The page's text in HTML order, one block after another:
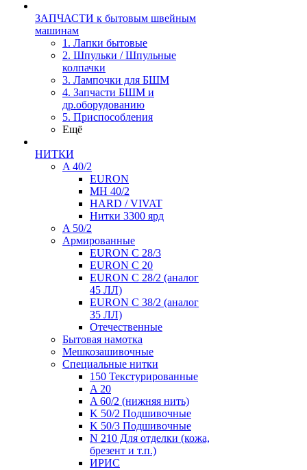
ЗАПЧАСТИ к бытовым швейным
машинам
1. Лапки бытовые
2. Шпульки / Шпульные
колпачки
3. Лампочки для БШМ
4. Запчасти БШМ и
др.оборудованию
5. Приспособления
Ещё
НИТКИ
A 40/2
EURON
MH 40/2
HARD / VIVAT
Нитки 3300 ярд
A 50/2
Армированные
EURON C 28/3
EURON C 20
EURON C 28/2 (аналог
45 ЛЛ)
EURON C 38/2 (аналог
35 ЛЛ)
Отечественные
Бытовая намотка
Мешкозашивочные
Специальные нитки
150 Текстурированные
A 20
A 60/2 (нижняя нить)
K 50/2 Подшивочные
K 50/3 Подшивочные
N 210 Для отделки (кожа,
брезент и т.п.)
ИРИС